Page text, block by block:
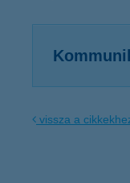
vissza a